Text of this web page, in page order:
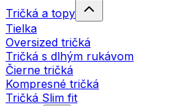
Tričká a topy
Tielka
Oversized tričká
Tričká s dlhým rukávom
Čierne tričká
Kompresné tričká
Tričká Slim fit